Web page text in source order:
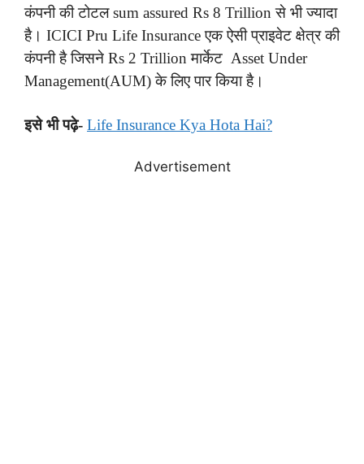
कंपनी की टोटल sum assured Rs 8 Trillion से भी ज्यादा
है। ICICI Pru Life Insurance एक ऐसी प्राइवेट क्षेत्र की
कंपनी है जिसने Rs 2 Trillion मार्केट Asset Under
Management(AUM) के लिए पार किया है।
इसे भी पढ़े- Life Insurance Kya Hota Hai?
Advertisement